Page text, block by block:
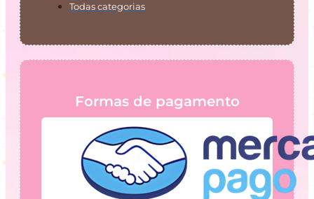
Todas categorias
Formas de pagamento